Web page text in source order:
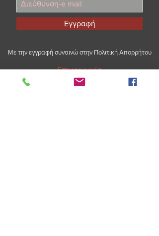
Εγγραφή
Με την εγγραφή συναινώ στην Πολιτική Απορρήτου
Επικοινωνία
Τηλέφωνο:210 6039 580